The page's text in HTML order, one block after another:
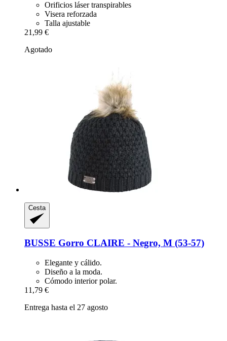
Orificios láser transpirables
Visera reforzada
Talla ajustable
21,99 €
Agotado
Cesta
BUSSE Gorro CLAIRE -​ Negro, M (53-​57)
Elegante y cálido.
Diseño a la moda.
Cómodo interior polar.
11,79 €
Entrega hasta el 27 agosto